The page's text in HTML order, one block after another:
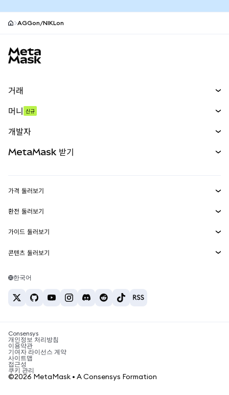
AGGon/NIKLon
거래
무기한 선물
실물자산
머니 신규
개발자
MetaMask Connect
Snaps
웹3 서비스
MetaMask 받기
보안
고객 지원
채용
가격 둘러보기
이더리움 가격
솔라나 가격
테더 가격
환전 둘러보기
ETH를 USD로 환전
USDT를 INR로 환전
BTC를 INR로 환전
ETH를 USDT로 환전
가이드 둘러보기
ETH 매수
USDT 매수
SHIB 매수
BNB 매수
콘텐츠 둘러보기
솔라나 지갑
암호화폐 세금 뉴스
암호화폐 매수 방법
비트코인 매도 방법
한국어
Consensys
개인정보 처리방침
이용약관
기여자 라이선스 계약
사이트맵
접근성
쿠키 관리
©2026 MetaMask • A Consensys Formation